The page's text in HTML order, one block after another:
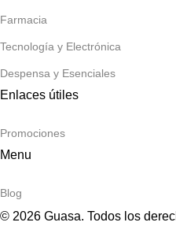
Farmacia
Tecnología y Electrónica
Despensa y Esenciales
Enlaces útiles
Promociones
Menu
Blog
© 2026 Guasa. Todos los